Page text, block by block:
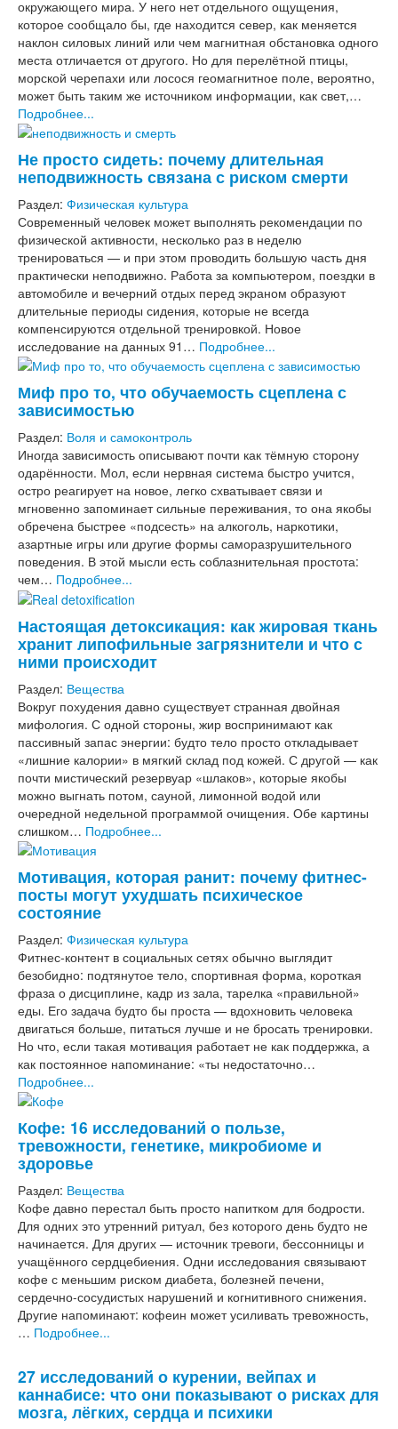
окружающего мира. У него нет отдельного ощущения,
которое сообщало бы, где находится север, как меняется
наклон силовых линий или чем магнитная обстановка одного
места отличается от другого. Но для перелётной птицы,
морской черепахи или лосося геомагнитное поле, вероятно,
может быть таким же источником информации, как свет,…
Подробнее...
Не просто сидеть: почему длительная
неподвижность связана с риском смерти
Раздел: Физическая культура
Современный человек может выполнять рекомендации по
физической активности, несколько раз в неделю
тренироваться — и при этом проводить большую часть дня
практически неподвижно. Работа за компьютером, поездки в
автомобиле и вечерний отдых перед экраном образуют
длительные периоды сидения, которые не всегда
компенсируются отдельной тренировкой. Новое
исследование на данных 91… Подробнее...
Миф про то, что обучаемость сцеплена с
зависимостью
Раздел: Воля и самоконтроль
Иногда зависимость описывают почти как тёмную сторону
одарённости. Мол, если нервная система быстро учится,
остро реагирует на новое, легко схватывает связи и
мгновенно запоминает сильные переживания, то она якобы
обречена быстрее «подсесть» на алкоголь, наркотики,
азартные игры или другие формы саморазрушительного
поведения. В этой мысли есть соблазнительная простота:
чем… Подробнее...
Настоящая детоксикация: как жировая ткань
хранит липофильные загрязнители и что с
ними происходит
Раздел: Вещества
Вокруг похудения давно существует странная двойная
мифология. С одной стороны, жир воспринимают как
пассивный запас энергии: будто тело просто откладывает
«лишние калории» в мягкий склад под кожей. С другой — как
почти мистический резервуар «шлаков», которые якобы
можно выгнать потом, сауной, лимонной водой или
очередной недельной программой очищения. Обе картины
слишком… Подробнее...
Мотивация, которая ранит: почему фитнес-
посты могут ухудшать психическое
состояние
Раздел: Физическая культура
Фитнес-контент в социальных сетях обычно выглядит
безобидно: подтянутое тело, спортивная форма, короткая
фраза о дисциплине, кадр из зала, тарелка «правильной»
еды. Его задача будто бы проста — вдохновить человека
двигаться больше, питаться лучше и не бросать тренировки.
Но что, если такая мотивация работает не как поддержка, а
как постоянное напоминание: «ты недостаточно…
Подробнее...
Кофе: 16 исследований о пользе,
тревожности, генетике, микробиоме и
здоровье
Раздел: Вещества
Кофе давно перестал быть просто напитком для бодрости.
Для одних это утренний ритуал, без которого день будто не
начинается. Для других — источник тревоги, бессонницы и
учащённого сердцебиения. Одни исследования связывают
кофе с меньшим риском диабета, болезней печени,
сердечно-сосудистых нарушений и когнитивного снижения.
Другие напоминают: кофеин может усиливать тревожность,
… Подробнее...
27 исследований о курении, вейпах и
каннабисе: что они показывают о рисках для
мозга, лёгких, сердца и психики